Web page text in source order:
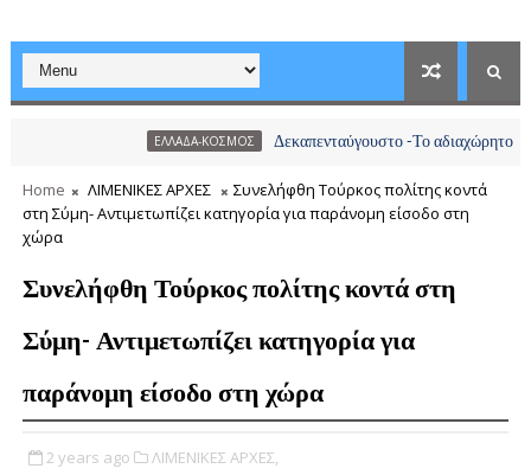
ΕΛΛΑΔΑ-ΚΟΣΜΟΣ Δεκαπενταύγουστο -Το αδιαχώρητο στα
Home ΛΙΜΕΝΙΚΕΣ ΑΡΧΕΣ
Συνελήφθη Τούρκος πολίτης κοντά
στη Σύμη- Αντιμετωπίζει κατηγορία για παράνομη είσοδο στη
χώρα
Συνελήφθη Τούρκος πολίτης κοντά στη
Σύμη- Αντιμετωπίζει κατηγορία για
παράνομη είσοδο στη χώρα
2 years ago ΛΙΜΕΝΙΚΕΣ ΑΡΧΕΣ,